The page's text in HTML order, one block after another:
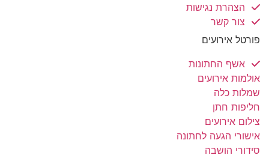
הצהרת נגישות
צור קשר
פורטל אירועים
אשף החתונות
אולמות אירועים
שמלות כלה
חליפות חתן
צילום אירועים
אישורי הגעה לחתונה
סידורי הושבה